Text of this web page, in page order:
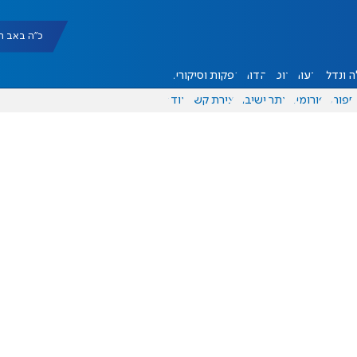
כ"ה באב תשפ"ו
ונדל"ן דעות אוכל יהדות הפקות וסיקורים
ספורט פורומים אתר ישיבה יצירת קשר עוד